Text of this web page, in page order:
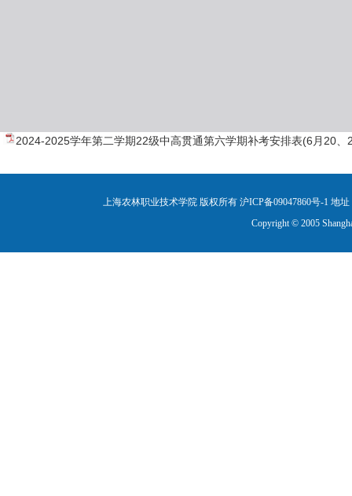
2024-2025学年第二学期22级中高贯通第六学期补考安排表(6月20
上海农林职业技术学院 版权所有 沪ICP备09047860号-1 地址
Copyright © 2005